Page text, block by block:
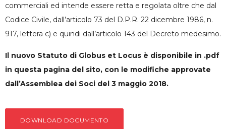
commerciali ed intende essere retta e regolata oltre che dal
Codice Civile, dall’articolo 73 del D.P.R. 22 dicembre 1986, n.
917, lettera c) e quindi dall’articolo 143 del Decreto medesimo.
Il nuovo Statuto di Globus et Locus è disponibile in .pdf
in questa pagina del sito, con le modifiche approvate
dall’Assemblea dei Soci del 3 maggio 2018.
DOWNLOAD DOCUMENTO